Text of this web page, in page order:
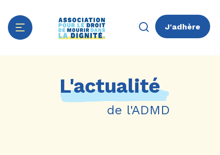
J'adhère
L'actualité
de l'ADMD